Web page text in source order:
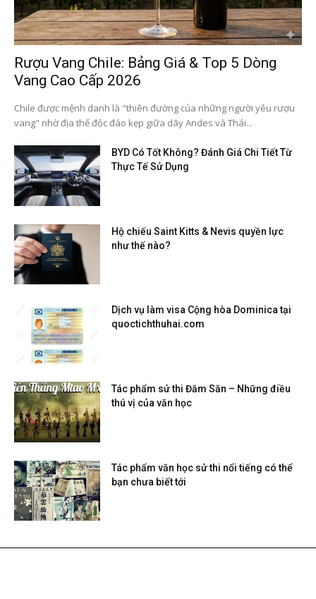
Rượu Vang Chile: Bảng Giá & Top 5 Dòng
Vang Cao Cấp 2026
Chile được mệnh danh là "thiên đường của những người yêu rượu
vang" nhờ địa thế độc đáo kẹp giữa dãy Andes và Thái...
BYD Có Tốt Không? Đánh Giá Chi Tiết Từ
Thực Tế Sử Dụng
Hộ chiếu Saint Kitts & Nevis quyền lực
như thế nào?
Dịch vụ làm visa Cộng hòa Dominica tại
quoctichthuhai.com
Tác phẩm sử thi Đăm Săn – Những điều
thú vị của văn học
Tác phẩm văn học sử thi nổi tiếng có thể
bạn chưa biết tới